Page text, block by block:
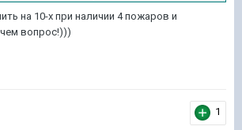
на 10-х при наличии 4 пожаров и
вопрос!)))
1